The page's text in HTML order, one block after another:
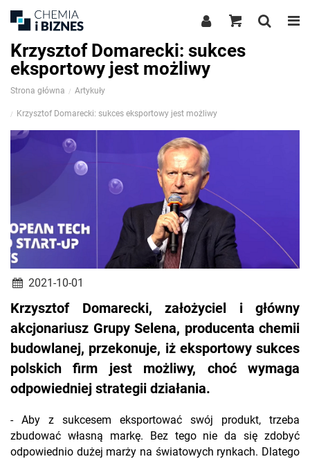
Krzysztof Domarecki: sukces
eksportowy jest możliwy
Strona główna Artykuły
Krzysztof Domarecki: sukces eksportowy jest możliwy
2021-10-01
Krzysztof Domarecki, założyciel i główny
akcjonariusz Grupy Selena, producenta chemii
budowlanej, przekonuje, iż eksportowy sukces
polskich firm jest możliwy, choć wymaga
odpowiedniej strategii działania.
- Aby z sukcesem eksportować swój produkt, trzeba
zbudować własną markę. Bez tego nie da się zdobyć
odpowiednio dużej marży na światowych rynkach. Dlatego